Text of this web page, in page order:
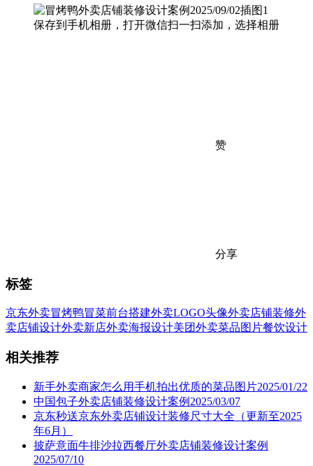
保存到手机相册，打开微信扫一扫添加，选择相册
赞
分享
标签
京东外卖冒烤鸭冒菜前台搭建外卖LOGO头像外卖店铺装修外
卖店铺设计外卖新店外卖海报设计美团外卖菜品图片餐饮设计
相关推荐
新手外卖商家怎么用手机拍出优质的菜品图片2025/01/22
中国包子外卖店铺装修设计案例2025/03/07
京东秒送京东外卖店铺设计装修尺寸大全（更新至2025
年6月）
披萨意面牛排沙拉西餐厅外卖店铺装修设计案例
2025/07/10